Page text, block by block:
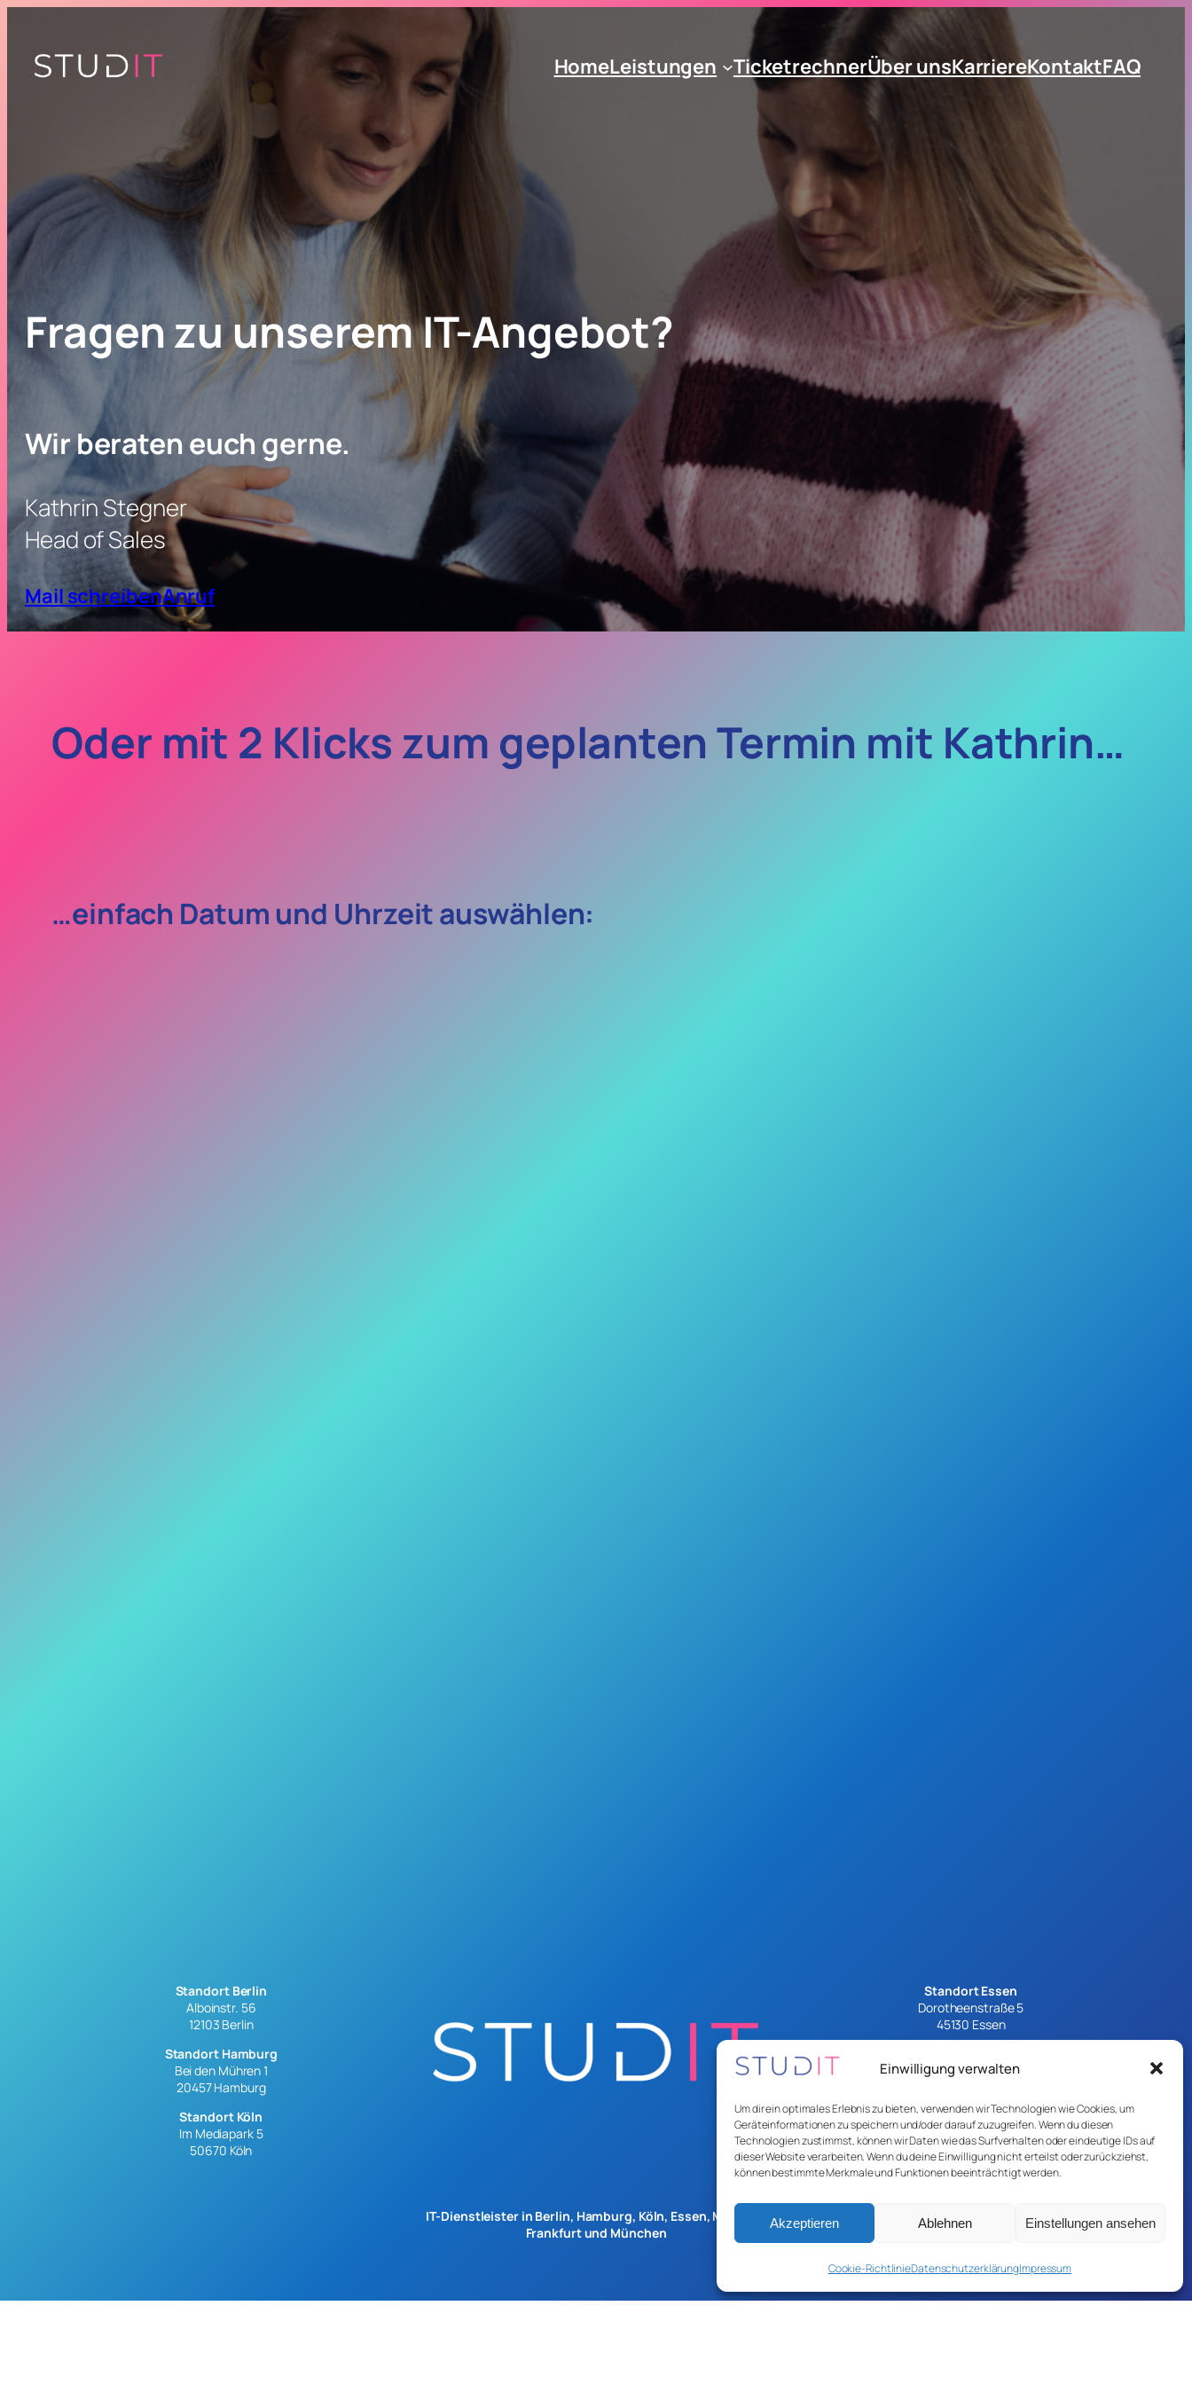
Einwilligung verwalten
Um dir ein optimales Erlebnis zu bieten, verwenden wir Technologien wie Cookies, um
Geräteinformationen zu speichern und/oder darauf zuzugreifen. Wenn du diesen
Technologien zustimmst, können wir Daten wie das Surfverhalten oder eindeutige IDs auf
dieser Website verarbeiten. Wenn du deine Einwilligung nicht erteilst oder zurückziehst,
können bestimmte Merkmale und Funktionen beeinträchtigt werden.
Akzeptieren Ablehnen Einstellungen ansehen
Cookie-RichtlinieDatenschutzerklärungImpressum
springen
HomeLeistungen TicketrechnerÜber unsKarriereKontaktFAQ
Fragen zu unserem IT-Angebot?
Wir beraten euch gerne.
Kathrin Stegner
Head of Sales
Mail schreibenAnruf
Oder mit 2 Klicks zum geplanten Termin mit Kathrin…
…einfach Datum und Uhrzeit auswählen:
Standort Berlin
Alboinstr. 56
12103 Berlin
Standort Hamburg
Bei den Mühren 1
20457 Hamburg
Standort Köln
Im Mediapark 5
50670 Köln
IT-Dienstleister in Berlin, Hamburg, Köln, Essen, Münster,
Frankfurt und München
Standort Essen
Dorotheenstraße 5
45130 Essen
Sentruper Höhe 29
Standort München
Josephspitalstraße 15
80331 München